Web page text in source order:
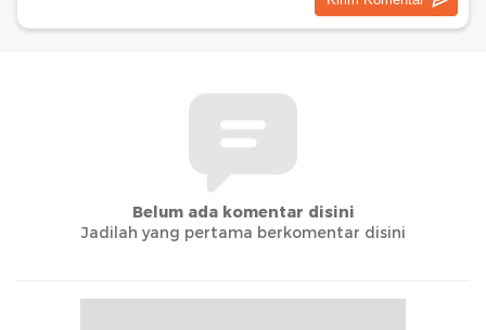
Belum ada komentar disini
Jadilah yang pertama berkomentar disini